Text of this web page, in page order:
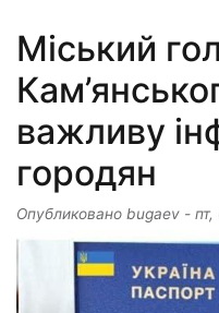
Міський
важливу
городян
Опубликовано bugaev -